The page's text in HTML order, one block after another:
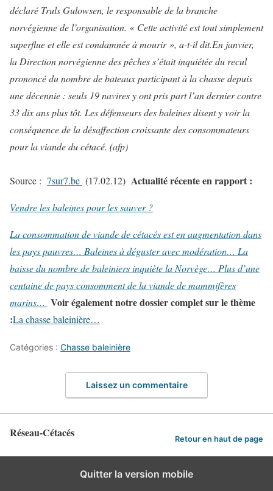
déclaré Truls Gulowsen, le responsable de la branche
norvégienne de l’organisation. « Cette activité est tout simplement
superflue et elle est condamnée à mourir », a-t-il dit.En janvier,
la Direction norvégienne des pêches s’était inquiétée du recul
prononcé du nombre de bateaux participant à la chasse depuis
une décennie : seuls 19 navires y ont pris part l’an dernier contre
33 dix ans plus tôt. Les défenseurs des baleines disent y voir la
conséquence de la désaffection croissante des consommateurs
pour la viande du cétacé. (afp)
Source : 7sur7.be (17.02.12) Actualité récente en rapport :
Vendre les baleines pour les sauver ?
La consommation de viande de cétacés est en augmentation dans
les pays pauvres… Baleines à déguster avec modération… La
baisse du nombre de baleiniers inquiète la Norvège… Plus d’une
centaine de pays consomment de la viande de mammifères
marins… Voir également notre dossier complet sur le thème
:La chasse baleinière…
Catégories : Chasse baleinière
Laissez un commentaire
Réseau-Cétacés Retour en haut de page
Quitter la version mobile